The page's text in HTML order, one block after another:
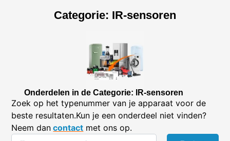
Categorie: IR-sensoren
Onderdelen in de Categorie: IR-sensoren
Zoek op het typenummer van je apparaat voor de
beste resultaten.Kun je een onderdeel niet vinden?
Neem dan contact met ons op.